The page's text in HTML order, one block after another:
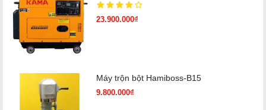
23.900.000₫
Máy trộn bột Hamiboss-B15
9.800.000₫